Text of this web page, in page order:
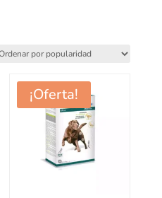
popularidad
¡Oferta!